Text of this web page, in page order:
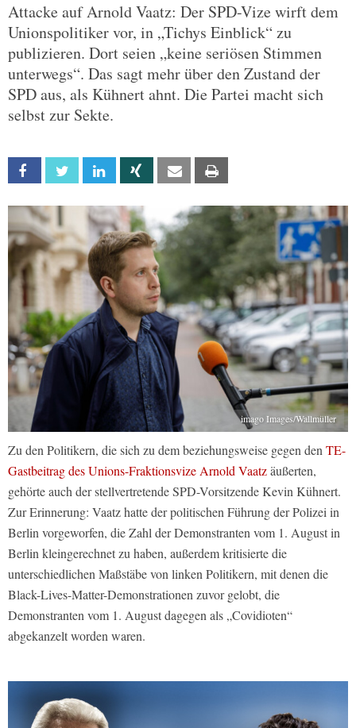
Attacke auf Arnold Vaatz: Der SPD-Vize wirft dem
Unionspolitiker vor, in „Tichys Einblick“ zu
publizieren. Dort seien „keine seriösen Stimmen
unterwegs“. Das sagt mehr über den Zustand der
SPD aus, als Kühnert ahnt. Die Partei macht sich
selbst zur Sekte.
Facebook Twitter Linkedin Xing Email
imago Images/Wallmüller
Zu den Politikern, die sich zu dem beziehungsweise gegen denTE-
Gastbeitrag des Unions-Fraktionsvize Arnold Vaatzäußerten,
gehörte auch der stellvertretende SPD-Vorsitzende Kevin Kühnert.
Zur Erinnerung: Vaatz hatte der politischen Führung der Polizei in
Berlin vorgeworfen, die Zahl der Demonstranten vom 1. August in
Berlin kleingerechnet zu haben, außerdem kritisierte die
unterschiedlichen Maßstäbe von linken Politikern, mit denen die
Black-Lives-Matter-Demonstrationen zuvor gelobt, die
Demonstranten vom 1. August dagegen als „Covidioten“
abgekanzelt worden waren.